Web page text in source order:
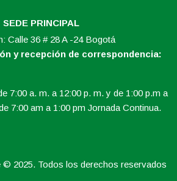
SEDE PRINCIPAL
Calle 36 # 28 A -24 Bogotá
y recepción de correspondencia:
7:00 a. m. a 12:00 p. m. y de 1:00 p.m a
7:00 am a 1:00 pm Jornada Continua.
© 2025. Todos los derechos reservados